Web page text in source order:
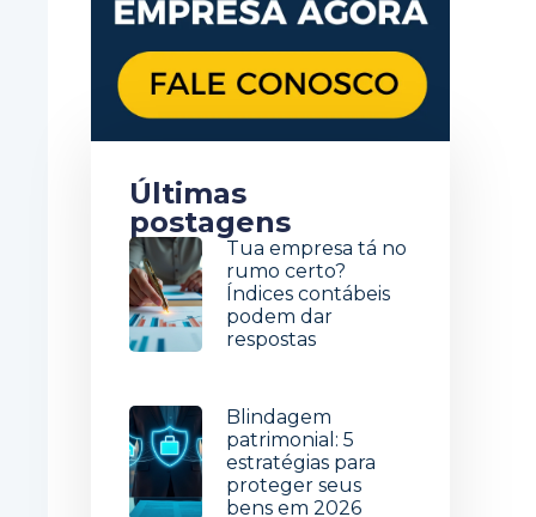
Últimas
postagens
Tua empresa tá no
rumo certo?
Índices contábeis
podem dar
respostas
Blindagem
patrimonial: 5
estratégias para
proteger seus
bens em 2026